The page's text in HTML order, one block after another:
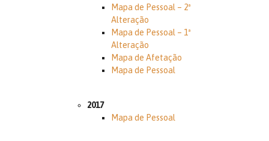
Mapa de Pessoal – 2ª
Alteração
Mapa de Pessoal – 1ª
Alteração
Mapa de Afetação
Mapa de Pessoal
2017
Mapa de Pessoal